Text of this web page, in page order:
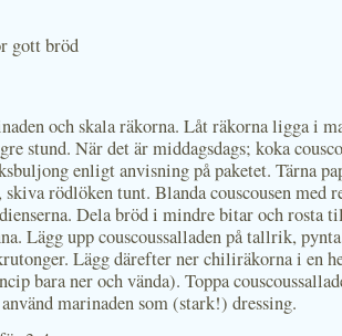
gott bröd
och skala räkorna. Låt räkorna ligga i
stund. När det är middagsdags; koka
enligt anvisning på paketet. Tärna
skiva rödlöken tunt. Blanda couscousen med
Dela bröd i mindre bitar och rosta
Lägg upp couscoussalladen på tallrik,
Lägg därefter ner chiliräkorna i en
bara ner och vända). Toppa
marinaden som (stark!) dressing.